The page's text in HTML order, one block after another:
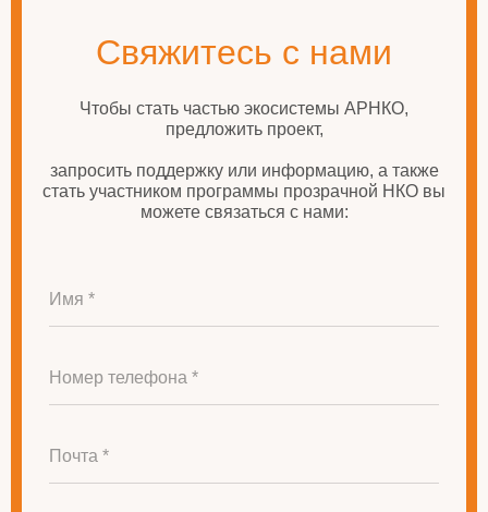
Свяжитесь с нами
Чтобы стать частью экосистемы АРНКО,
предложить проект,
запросить поддержку или информацию, а также
стать участником программы прозрачной НКО вы
можете связаться с нами:
Имя *
Номер телефона *
Почта *